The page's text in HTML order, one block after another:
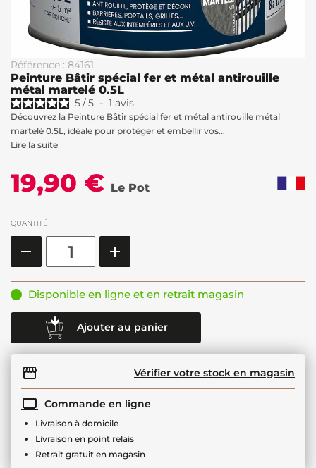
Référence : 84161
Peinture Bâtir spécial fer et métal antirouille
métal martelé 0.5L
5/5 - 1 avis
Découvrez la Peinture Bâtir spécial fer et métal antirouille métal
martelé 0.5L, idéale pour protéger et embellir vos...
Lire la suite
19,90 € Le Pot
QUANTITÉ
Disponible en ligne et en retrait magasin
Ajouter au panier
Vérifier votre stock en magasin
Commande en ligne
Livraison à domicile
Livraison en point relais
Retrait gratuit en magasin